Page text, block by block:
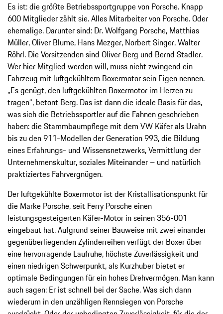
Es ist: die größte Betriebssportgruppe von Porsche. Knapp
600 Mitglieder zählt sie. Alles Mitarbeiter von Porsche. Oder
ehemalige. Darunter sind: Dr. Wolfgang Porsche, Matthias
Müller, Oliver Blume, Hans Mezger, Norbert Singer, Walter
Röhrl. Die Vorsitzenden sind Oliver Berg und Bernd Stadler.
Wer hier Mitglied werden will, muss nicht zwingend ein
Fahrzeug mit luftgekühltem Boxermotor sein Eigen nennen.
„Es genügt, den luftgekühlten Boxermotor im Herzen zu
tragen“, betont Berg. Das ist dann die ideale Basis für das,
was sich die Betriebssportler auf die Fahnen geschrieben
haben: die Stammbaumpflege mit dem VW Käfer als Urahn
bis zu den 911-Modellen der Generation 993, die Bildung
eines Erfahrungs- und Wissensnetzwerks, Vermittlung der
Unternehmenskultur, soziales Miteinander – und natürlich
praktiziertes Fahrvergnügen.
Der luftgekühlte Boxermotor ist der Kristallisationspunkt für
die Marke Porsche, seit Ferry Porsche einen
leistungsgesteigerten Käfer-Motor in seinen 356-001
eingebaut hat. Aufgrund seiner Bauweise mit zwei einander
gegenüberliegenden Zylinderreihen verfügt der Boxer über
eine hervorragende Laufruhe, höchste Zuverlässigkeit und
einen niedrigen Schwerpunkt, als Kurzhuber bietet er
optimale Bedingungen für ein hohes Drehvermögen. Man kann
auch sagen: Er ist schnell bei der Sache. Was sich dann
wiederum in den unzähligen Rennsiegen von Porsche